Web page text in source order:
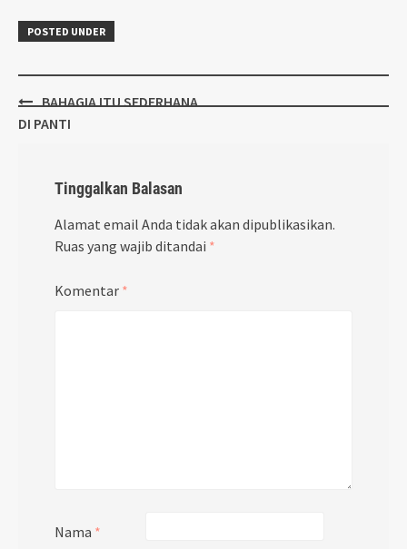
POSTED UNDER
Post
navigation
BAHAGIA ITU SEDERHANA
DI PANTI
Tinggalkan Balasan
Alamat email Anda tidak akan dipublikasikan.
Ruas yang wajib ditandai *
Komentar *
Nama *